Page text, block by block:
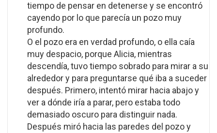
tiempo de pensar en detenerse y se encontró
cayendo por lo que parecía un pozo muy
profundo.
O el pozo era en verdad profundo, o ella caía
muy despacio, porque Alicia, mientras
descendía, tuvo tiempo sobrado para mirar a su
alrededor y para preguntarse qué iba a suceder
después. Primero, intentó mirar hacia abajo y
ver a dónde iría a parar, pero estaba todo
demasiado oscuro para distinguir nada.
Después miró hacia las paredes del pozo y